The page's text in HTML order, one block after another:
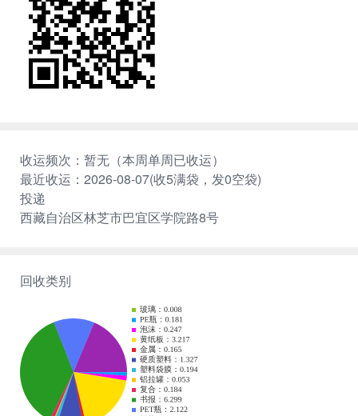
收运频次：暂无（本周单周已收运）
最近收运：2026-08-07(收5满袋，发0空袋)
投递
西藏自治区林芝市巴宜区学院路8号
回收类别